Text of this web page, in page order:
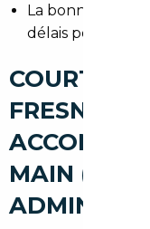
La bonne
délais pour la
COURTIER
FRESNES :
MAIN